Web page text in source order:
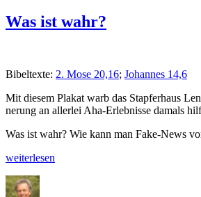
Was ist wahr?
Bibel­texte: 2. Mose 20,16; Johannes 14,6
Mit diesem Plakat warb das Stapfer­haus
nerung an aller­lei Aha-Erleb­nisse damals
Was ist wahr? Wie kann man Fake-News
„Was
weit­er­lesen
Autor